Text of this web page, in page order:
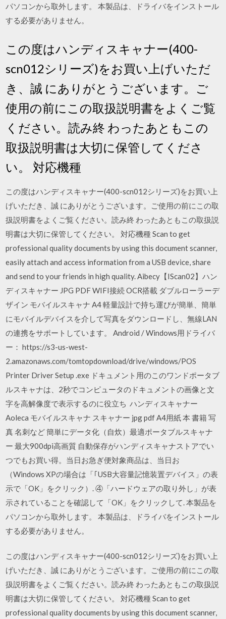
パソコンから取外します。 本製品は、ドライバをインストール
する必要がありません。
この度はハンディスキャナー(400-
scn012シリーズ)をお買い上げいただ
き、誠 にありがとうございます。ご
使用の前にこの取扱説明書をよくご覧
ください。読み終 わったあともこの
取扱説明書は大切に保管してくださ
い。 対応機種
この度はハンディスキャナー(400-scn012シリーズ)をお買い上
げいただき、誠 にありがとうございます。ご使用の前にこの取
扱説明書をよくご覧ください。読み終 わったあともこの取扱説
明書は大切に保管してください。 対応機種 Scan to get
professional quality documents by using this document scanner,
easily attach and access information from a USB device, share
and send to your friends in high quality. Aibecy【IScan02】ハン
ディスキャナー JPG PDF WIFI接続 OCR搭載 ダブルローラーデ
ザイン モバイルスキャナ A4 軽量設計で持ち運びが簡単、簡単
にモバイルデバイスを介して写真をダウンロードし、無線LAN
の連携をサポートしています。 Android / Windows用ドライバ
ー： https://s3-us-west-
2.amazonaws.com/tomtopdownload/drive/windows/POS
Printer Driver Setup .exe ドキュメント用のこのワンドポータブ
ルスキャナは、2秒でコンピュータのドキュメントの画像と文
字を高解像度で表示するのに役立ち ハンディスキャナー
Aoleca モバイルスキャナ スキャナー jpg pdf A4用紙 本 書籍 写
真 名刺など 簡単にデータ化（自炊）最適ポータブルスキャナ
ー 最大900dpi高画質 自動保存がハンディスキャナストアでい
つでもお買い得。当日お急ぎ便対象商品は、当日お
（Windows XPの場合は「｢USB大容量記憶装置デバイス」の表
示で「OK」をクリック）. ④「ハードウェアの取り外し」が表
示されていることを確認して「OK」をクリックして. 本製品を
パソコンから取外します。 本製品は、ドライバをインストール
する必要がありません。
この度はハンディスキャナー(400-scn012シリーズ)をお買い上
げいただき、誠 にありがとうございます。ご使用の前にこの取
扱説明書をよくご覧ください。読み終 わったあともこの取扱説
明書は大切に保管してください。 対応機種 Scan to get
professional quality documents by using this document scanner,